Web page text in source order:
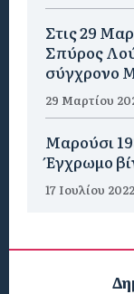
Στις 29
Σπύρος
σύγχρονο
29 Μαρτίου
Μαρούσι
Έγχρωμο
17 Ιουλίου